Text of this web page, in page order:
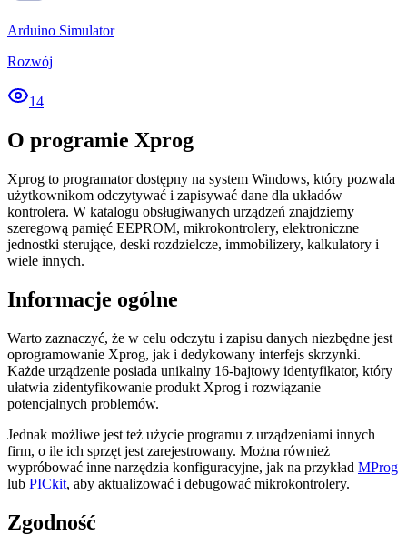
Arduino Simulator
Rozwój
14
O programie Xprog
Xprog to programator dostępny na system Windows, który pozwala
użytkownikom odczytywać i zapisywać dane dla układów
kontrolera. W katalogu obsługiwanych urządzeń znajdziemy
szeregową pamięć EEPROM, mikrokontrolery, elektroniczne
jednostki sterujące, deski rozdzielcze, immobilizery, kalkulatory i
wiele innych.
Informacje ogólne
Warto zaznaczyć, że w celu odczytu i zapisu danych niezbędne jest
oprogramowanie Xprog, jak i dedykowany interfejs skrzynki.
Każde urządzenie posiada unikalny 16-bajtowy identyfikator, który
ułatwia zidentyfikowanie produkt Xprog i rozwiązanie
potencjalnych problemów.
Jednak możliwe jest też użycie programu z urządzeniami innych
firm, o ile ich sprzęt jest zarejestrowany. Można również
wypróbować inne narzędzia konfiguracyjne, jak na przykład MProg
lub PICkit, aby aktualizować i debugować mikrokontrolery.
Zgodność